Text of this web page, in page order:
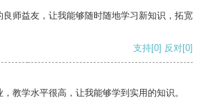
师益友，让我能够随时随地学习新知识，拓宽
支持[0] 反对[0]
教学水平很高，让我能够学到实用的知识。